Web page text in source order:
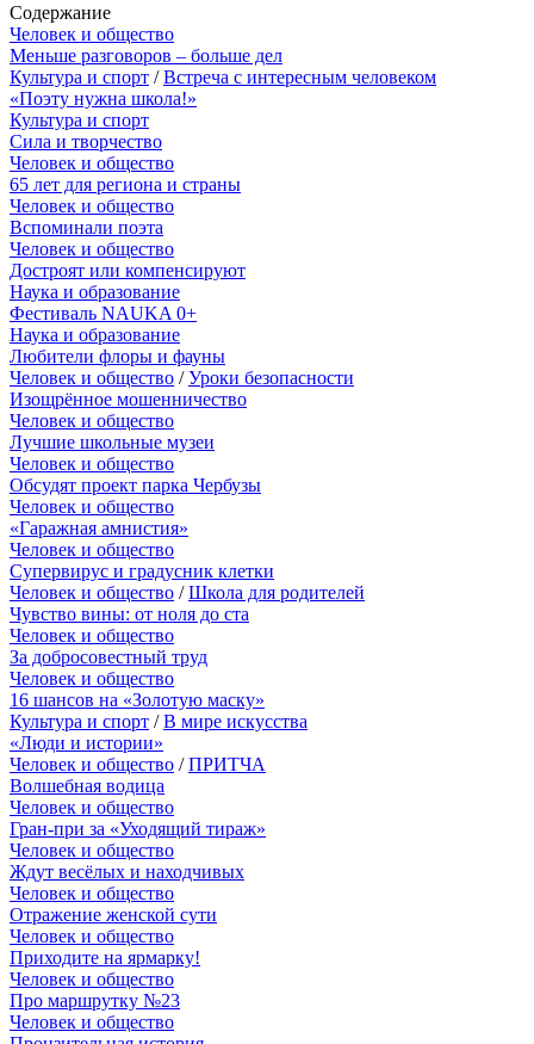
Содержание
Человек и общество
Меньше разговоров – больше дел
Культура и спорт /Встреча с интересным человеком
«Поэту нужна школа!»
Культура и спорт
Сила и творчество
Человек и общество
65 лет для региона и страны
Человек и общество
Вспоминали поэта
Человек и общество
Достроят или компенсируют
Наука и образование
Фестиваль NAUKA 0+
Наука и образование
Любители флоры и фауны
Человек и общество /Уроки безопасности
Изощрённое мошенничество
Человек и общество
Лучшие школьные музеи
Человек и общество
Обсудят проект парка Чербузы
Человек и общество
«Гаражная амнистия»
Человек и общество
Супервирус и градусник клетки
Человек и общество /Школа для родителей
Чувство вины: от ноля до ста
Человек и общество
За добросовестный труд
Человек и общество
16 шансов на «Золотую маску»
Культура и спорт /В мире искусства
«Люди и истории»
Человек и общество /ПРИТЧА
Волшебная водица
Человек и общество
Гран-при за «Уходящий тираж»
Человек и общество
Ждут весёлых и находчивых
Человек и общество
Отражение женской сути
Человек и общество
Приходите на ярмарку!
Человек и общество
Про маршрутку №23
Человек и общество